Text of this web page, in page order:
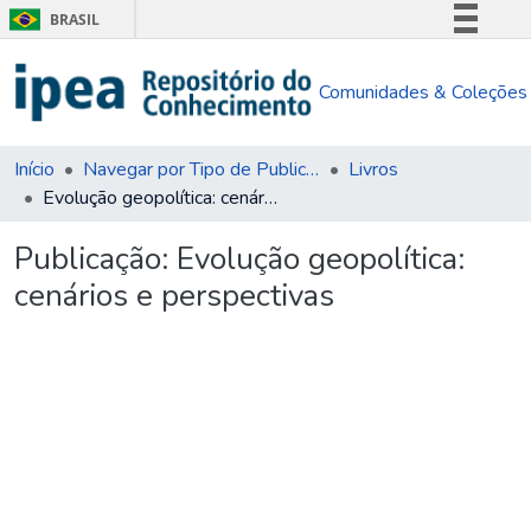
BRASIL
Comunica BR
Acesso à informação
Comunidades & Coleções
Início Navegar por Tipo de Publicação
Livros
Evolução geopolítica: cenários e perspectivas
Publicação: Evolução geopolítica:
cenários e perspectivas